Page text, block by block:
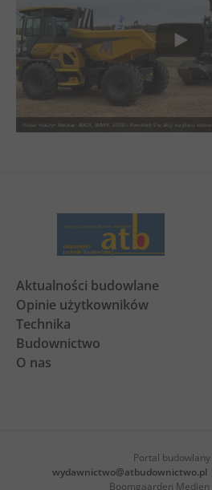
Pokaz maszyn Mecalac: 8MCR, 9MWR, AS750 i Revotrack 9 w akcji na placu
Aktualności budowlane
Opinie użytkowników
Technika
Budownictwo
O nas
Portal
wydawnictwo@atbudownictwo.pl
Boomgaarden Medien